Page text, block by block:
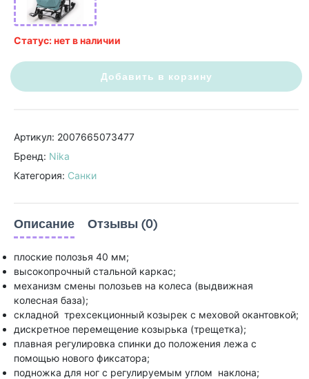
Статус: нет в наличии
Добавить в корзину
Артикул: 2007665073477
Бренд: Nika
Категория: Санки
Описание Отзывы (0)
плоские полозья 40 мм;
высокопрочный стальной каркас;
механизм смены полозьев на колеса (выдвижная
колесная база);
складной трехсекционный козырек с меховой окантовкой;
дискретное перемещение козырька (трещетка);
плавная регулировка спинки до положения лежа с
помощью нового фиксатора;
подножка для ног с регулируемым углом наклона;